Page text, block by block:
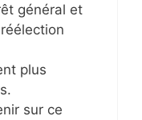
général et
plus
sur ce